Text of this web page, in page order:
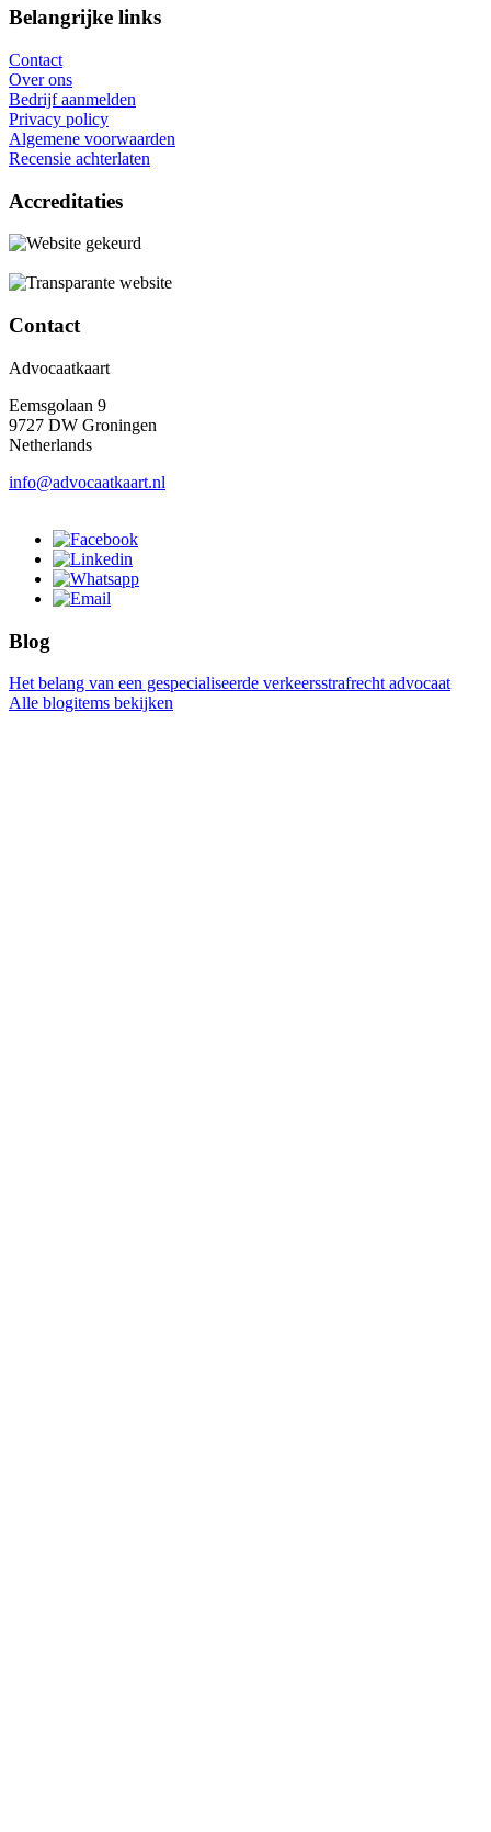
Belangrijke links
Contact
Over ons
Bedrijf aanmelden
Privacy policy
Algemene voorwaarden
Recensie achterlaten
Accreditaties
Contact
Advocaatkaart
Eemsgolaan 9
9727 DW Groningen
Netherlands
info@advocaatkaart.nl
Blog
Het belang van een gespecialiseerde verkeersstrafrecht advocaat
Alle blogitems bekijken